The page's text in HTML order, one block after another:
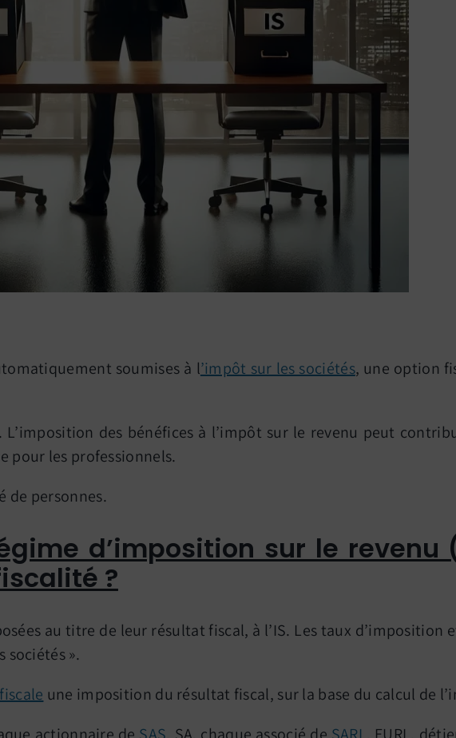
soumises à l’impôt sur les sociétés, une option
des bénéfices à l’impôt sur le revenu peut
pour les professionnels.
de personnes.
d’imposition sur le revenu
?
au titre de leur résultat fiscal, à l’IS. Les taux
sociétés ».
une imposition du résultat fiscal, sur la base du calcul de